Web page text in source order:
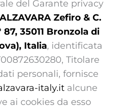
del Garante privacy
Zefiro & C.
87, 35011 Bronzola di
Italia, identificata
Titolare
personali, fornisce
italy.it alcune
ai cookies da esso